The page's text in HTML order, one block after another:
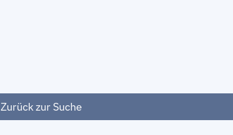
Zurück zur Suche